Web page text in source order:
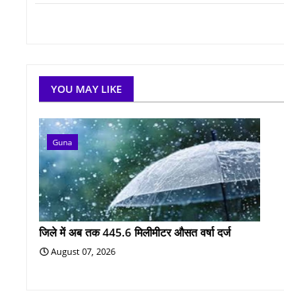
YOU MAY LIKE
Guna
जिले में अब तक 445.6 मिलीमीटर औसत वर्षा दर्ज
August 07, 2026